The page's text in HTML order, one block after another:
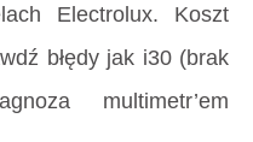
Electrolux. Koszt
błędy jak i30 (brak
multimetr’em